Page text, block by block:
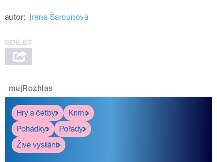
autor: Irena Šarounová
mujRozhlas
Hry a četby
Krimi
Pohádky
Pořady
Živé vysílání